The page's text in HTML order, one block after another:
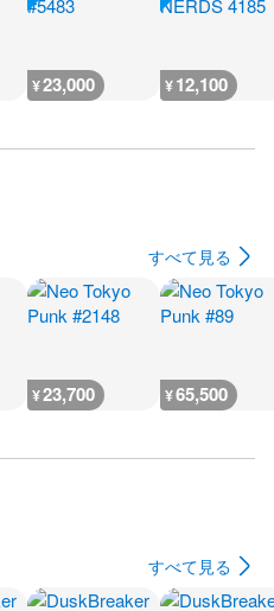
¥23,000 ¥12,100
すべて見る
¥23,700 ¥65,500
すべて見る